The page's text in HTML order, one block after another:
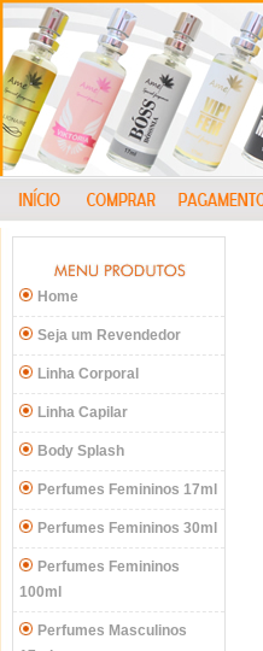
Home
Seja um Revendedor
Linha Corporal
Linha Capilar
Body Splash
Perfumes Femininos 17ml
Perfumes Femininos 30ml
Perfumes Femininos
100ml
Perfumes Masculinos